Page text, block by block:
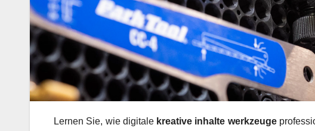
Lernen Sie, wie digitale kreative inhalte werkzeuge